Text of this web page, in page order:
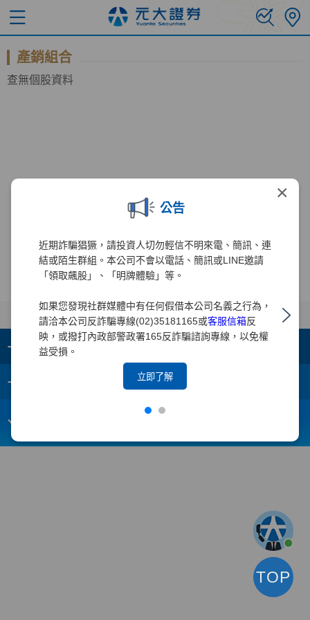
×
公告
近期詐騙猖獗，請投資人切勿輕信不明來電、簡訊、連
結或陌生群組。本公司不會以電話、簡訊或LINE邀請
「領取飆股」、「明牌體驗」等。
如果您發現社群媒體中有任何假借本公司名義之行為，
請洽本公司反詐騙專線(02)35181165或客服信箱反
映，或撥打內政部警政署165反詐騙諮詢專線，以免權
益受損。
立即了解
產銷組合
查無個股資料
+ 集團成員
+
webmaster@yuanta.com
TOP